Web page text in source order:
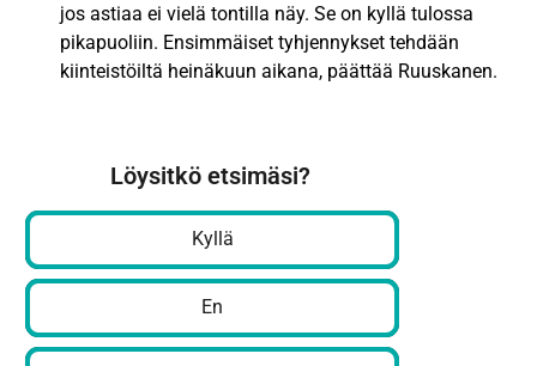
jos astiaa ei vielä tontilla näy. Se on kyllä tulossa
pikapuoliin. Ensimmäiset tyhjennykset tehdään
kiinteistöiltä heinäkuun aikana, päättää Ruuskanen.
Löysitkö etsimäsi?
Kyllä
En